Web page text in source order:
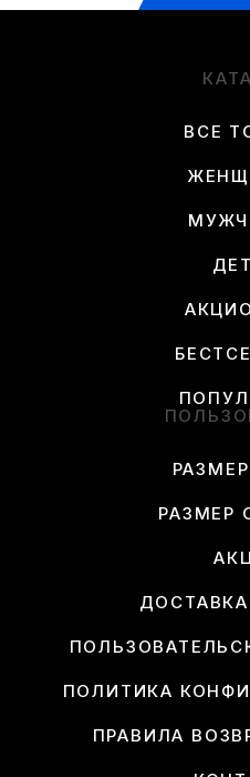
ВСЕ
РАЗМЕР
ПОЛИТИКА
ПРАВИЛА